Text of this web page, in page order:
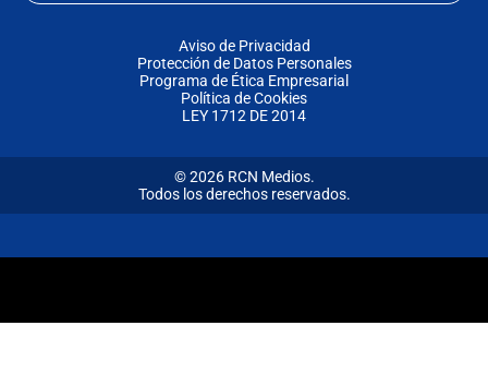
Aviso de Privacidad
Protección de Datos Personales
Programa de Ética Empresarial
Política de Cookies
LEY 1712 DE 2014
© 2026 RCN Medios.
Todos los derechos reservados.